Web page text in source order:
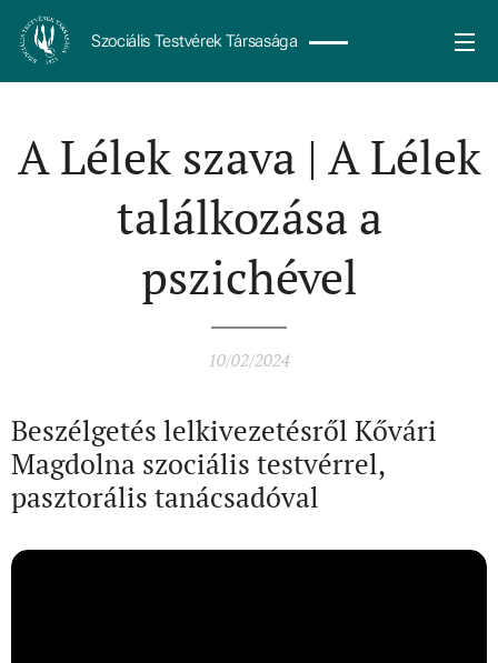
Szociális Testvérek Társasága
A Lélek szava | A Lélek
találkozása a
pszichével
10/02/2024
Beszélgetés lelkivezetésről Kővári
Magdolna szociális testvérrel,
pasztorális tanácsadóval